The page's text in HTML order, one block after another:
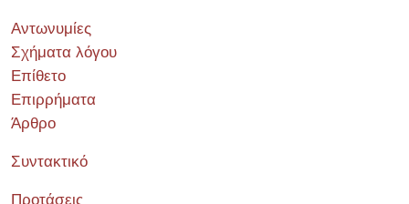
Αντωνυμίες
Σχήματα λόγου
Επίθετο
Επιρρήματα
Άρθρο
Συντακτικό
Προτάσεις